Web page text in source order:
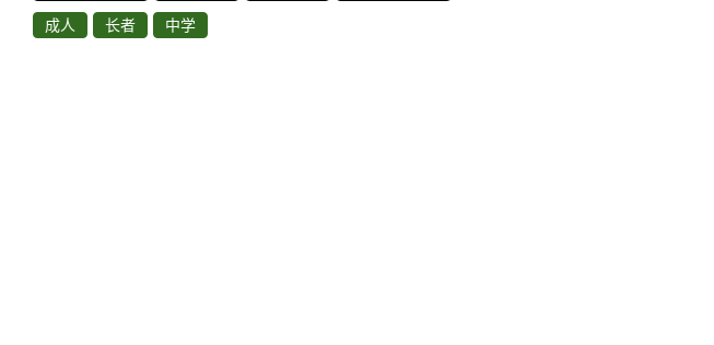
成人
长者 中学